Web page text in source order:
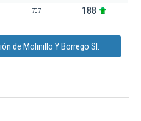
707 188
de Molinillo Y Borrego Sl.